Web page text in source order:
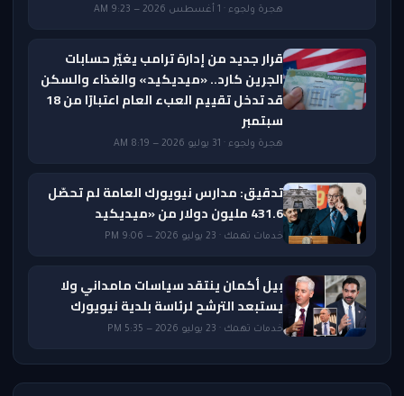
هجرة ولجوء · 1 أغسطس 2026 — 9:23 AM
قرار جديد من إدارة ترامب يغيّر حسابات
الجرين كارد.. «ميديكيد» والغذاء والسكن
قد تدخل تقييم العبء العام اعتبارًا من 18
سبتمبر
هجرة ولجوء · 31 يوليو 2026 — 8:19 AM
تدقيق: مدارس نيويورك العامة لم تحصّل
431.6 مليون دولار من «ميديكيد
خدمات تهمك · 23 يوليو 2026 — 9:06 PM
بيل أكمان ينتقد سياسات مامداني ولا
يستبعد الترشح لرئاسة بلدية نيويورك
خدمات تهمك · 23 يوليو 2026 — 5:35 PM